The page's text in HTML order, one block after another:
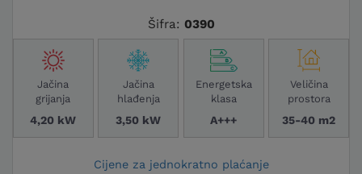
Šifra: 0390
Jačina
grijanja
4,20 kW
Jačina
hlađenja
3,50 kW
Energetska
klasa
A+++
Veličina
prostora
35-40 m2
Cijene za jednokratno plaćanje